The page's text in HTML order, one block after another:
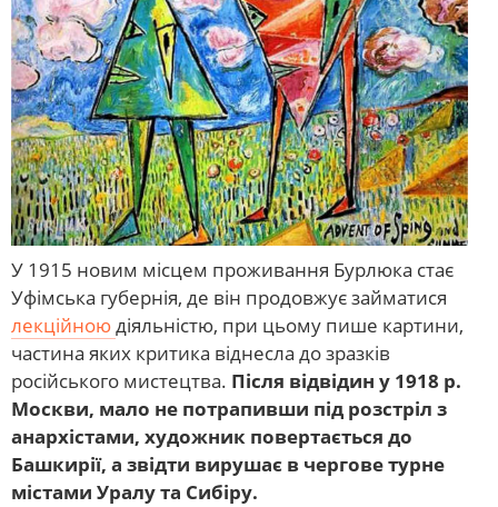
У 1915 новим місцем проживання Бурлюка стає
Уфімська губернія, де він продовжує займатися
лекційноюдіяльністю, при цьому пише картини,
частина яких критика віднесла до зразків
російського мистецтва. Після відвідин у 1918 р.
Москви, мало не потрапивши під розстріл з
анархістами, художник повертається до
Башкирії, а звідти вирушає в чергове турне
містами Уралу та Сибіру.